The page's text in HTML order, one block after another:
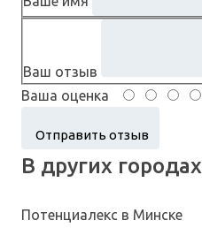
Ваш отзыв
Ваша оценка
В других городах
Потенциалекс в Минске